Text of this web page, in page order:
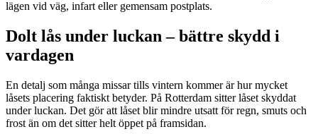
lägen vid väg, infart eller gemensam postplats.
Dolt lås under luckan – bättre skydd i
vardagen
En detalj som många missar tills vintern kommer är hur mycket
låsets placering faktiskt betyder. På Rotterdam sitter låset skyddat
under luckan. Det gör att låset blir mindre utsatt för regn, smuts och
frost än om det sitter helt öppet på framsidan.